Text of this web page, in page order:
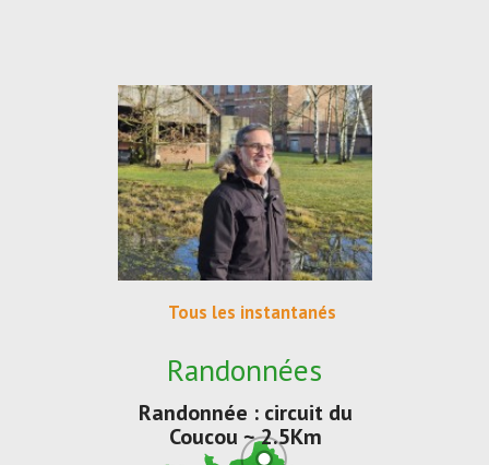
Tous les instantanés
Randonnées
Randonnée : circuit du
Coucou ~ 2.5Km